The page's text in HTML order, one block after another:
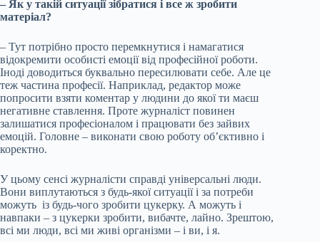
– Як у такій ситуації зібратися і все ж зробити
матеріал?
– Тут потрібно просто перемкнутися і намагатися
відокремити особисті емоції від професійної роботи.
Іноді доводиться буквально пересилювати себе. Але це
теж частина професії. Наприклад, редактор може
попросити взяти коментар у людини до якої ти маєш
негативне ставлення. Проте журналіст повинен
залишатися професіоналом і працювати без зайвих
емоцій. Головне – виконати свою роботу об’єктивно і
коректно.
У цьому сенсі журналісти справді універсальні люди.
Вони виплутаються з будь-якої ситуації і за потреби
можуть із будь-чого зробити цукерку. А можуть і
навпаки – з цукерки зробити, вибачте, лайно. Зрештою,
всі ми люди, всі ми живі організми – і ви, і я.